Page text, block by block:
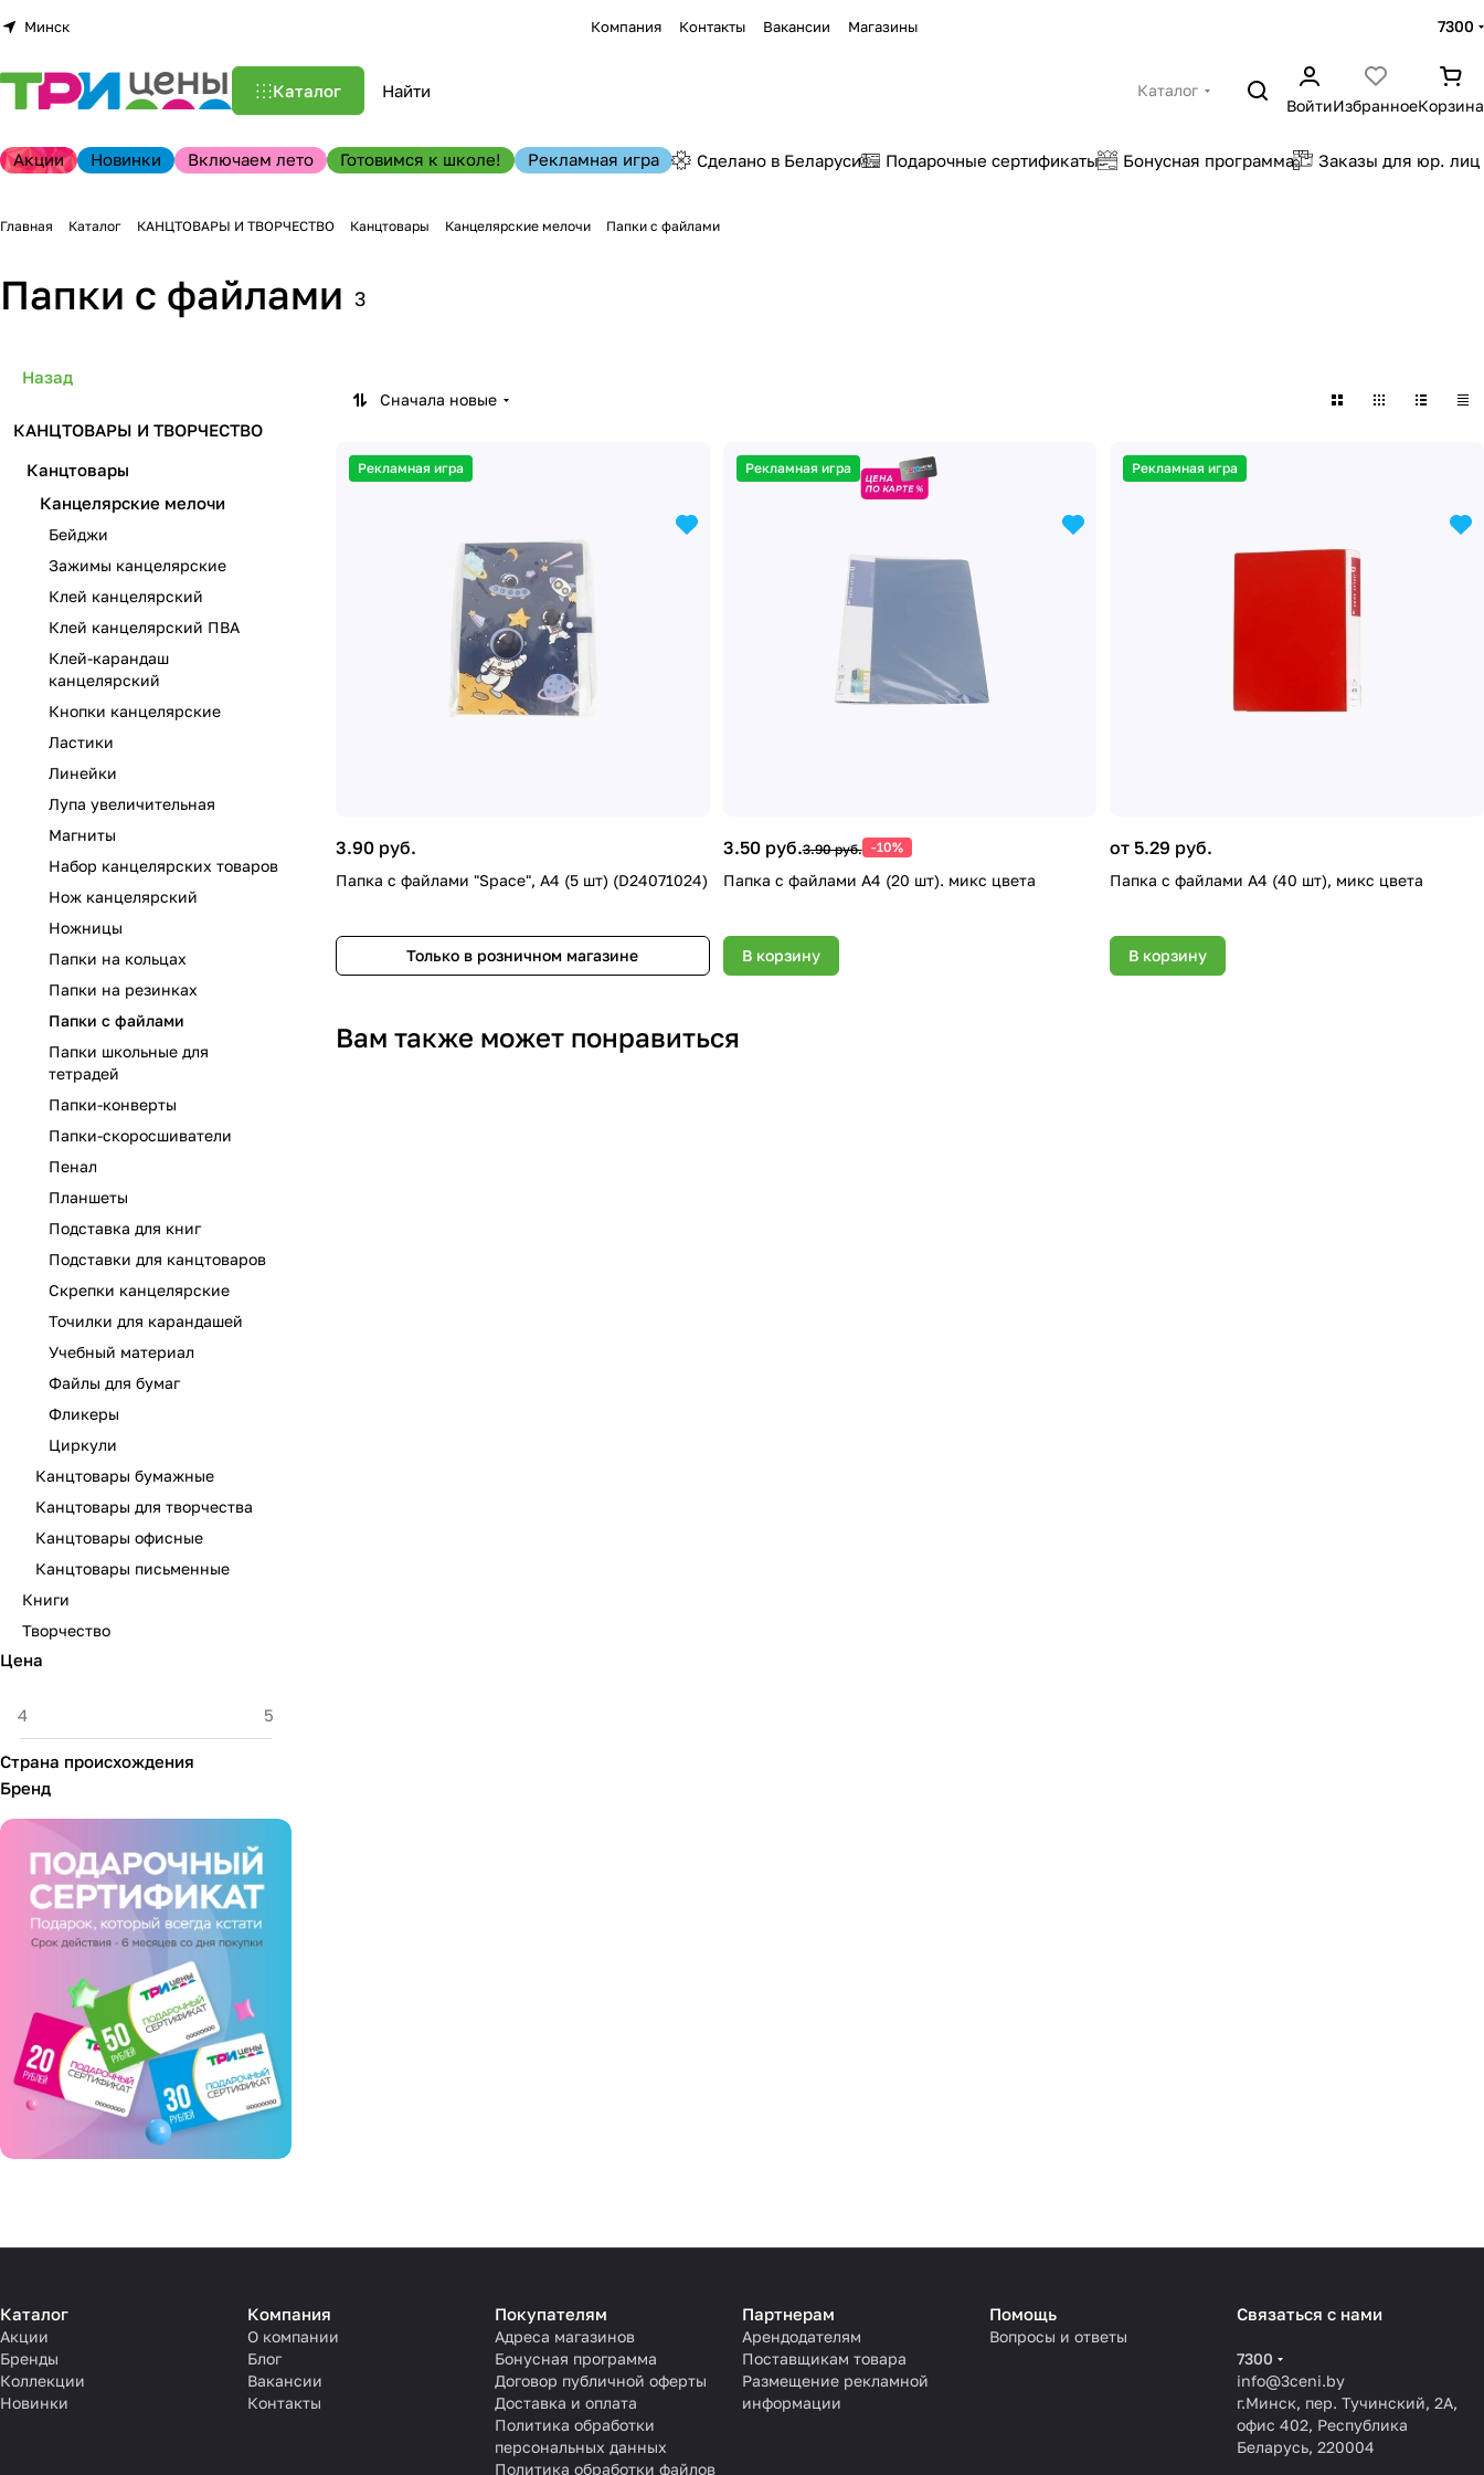
Минск Компания Контакты Вакансии Магазины 7300
Каталог
Каталог
ВойтиИзбранноеКорзина
Акции Новинки Включаем лето Готовимся к школе! Рекламная игра Сделано в Беларуси Подарочные сертификаты Бонусная программа Заказы для юр. лиц
Главная Каталог КАНЦТОВАРЫ И ТВОРЧЕСТВО Канцтовары Канцелярские мелочи Папки с файлами
Папки с файлами 3
Сначала новые
Рекламная игра
3.90 руб.
Папка с файлами "Space", А4 (5 шт) (D24071024)
Только в розничном магазине
Рекламная игра
3.50 руб.3.90 руб. -10%
Папка с файлами А4 (20 шт). микс цвета
В корзину
Рекламная игра
от 5.29 руб.
Папка с файлами А4 (40 шт), микс цвета
В корзину
Вам также может понравиться
Назад
КАНЦТОВАРЫ И ТВОРЧЕСТВО
Канцтовары
Канцелярские мелочи
Бейджи
Зажимы канцелярские
Клей канцелярский
Клей канцелярский ПВА
Клей-карандаш
канцелярский
Кнопки канцелярские
Ластики
Линейки
Лупа увеличительная
Магниты
Набор канцелярских товаров
Нож канцелярский
Ножницы
Папки на кольцах
Папки на резинках
Папки с файлами
Папки школьные для
тетрадей
Папки-конверты
Папки-скоросшиватели
Пенал
Планшеты
Подставка для книг
Подставки для канцтоваров
Скрепки канцелярские
Точилки для карандашей
Учебный материал
Файлы для бумаг
Фликеры
Циркули
Канцтовары бумажные
Канцтовары для творчества
Канцтовары офисные
Канцтовары письменные
Книги
Творчество
Цена
Страна происхождения
Бренд
Каталог
Акции
Бренды
Коллекции
Новинки
Компания
О компании
Блог
Вакансии
Контакты
Покупателям
Адреса магазинов
Бонусная программа
Договор публичной оферты
Доставка и оплата
Политика обработки
персональных данных
Политика обработки файлов
Партнерам
Арендодателям
Поставщикам товара
Размещение рекламной
информации
Помощь
Вопросы и ответы
Связаться с нами
7300
info@3ceni.by
г.Минск, пер. Тучинский, 2А,
офис 402, Республика
Беларусь, 220004